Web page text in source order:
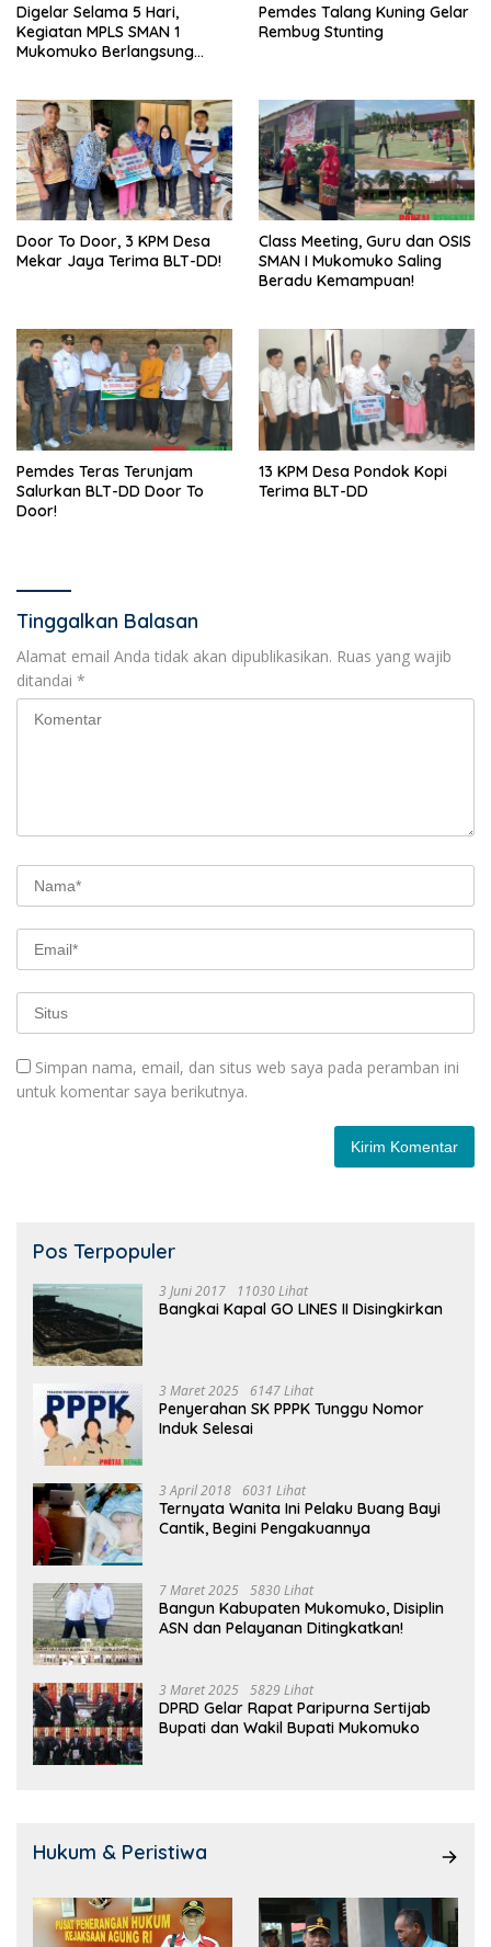
Digelar Selama 5 Hari,
Kegiatan MPLS SMAN 1
Mukomuko Berlangsung
Pemdes Talang Kuning Gelar
Rembug Stunting
Door To Door, 3 KPM Desa
Mekar Jaya Terima BLT-DD!
Class Meeting, Guru dan OSIS
SMAN I Mukomuko Saling
Beradu Kemampuan!
Pemdes Teras Terunjam
Salurkan BLT-DD Door To
Door!
13 KPM Desa Pondok Kopi
Terima BLT-DD
Tinggalkan Balasan
Alamat email Anda tidak akan dipublikasikan. Ruas yang wajib
ditandai *
Simpan nama, email, dan situs web saya pada peramban ini
untuk komentar saya berikutnya.
Pos Terpopuler
3 Juni 2017 11030 Lihat
Bangkai Kapal GO LINES II Disingkirkan
3 Maret 2025 6147 Lihat
Penyerahan SK PPPK Tunggu Nomor
Induk Selesai
3 April 2018 6031 Lihat
Ternyata Wanita Ini Pelaku Buang Bayi
Cantik, Begini Pengakuannya
7 Maret 2025 5830 Lihat
Bangun Kabupaten Mukomuko, Disiplin
ASN dan Pelayanan Ditingkatkan!
3 Maret 2025 5829 Lihat
DPRD Gelar Rapat Paripurna Sertijab
Bupati dan Wakil Bupati Mukomuko
Hukum & Peristiwa